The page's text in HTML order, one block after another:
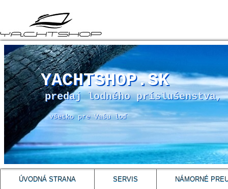
YACHTSHOP.SK
predaj lodného príslušenstva,
všetko pre Vašu loď
ÚVODNÁ STRANA SERVIS NÁMORNÉ